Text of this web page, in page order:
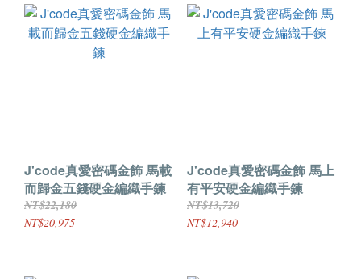
J'code真愛密碼金飾 馬載
而歸金五錢硬金編織手鍊
NT$22,180
NT$20,975
J'code真愛密碼金飾 馬上
有平安硬金編織手鍊
NT$13,720
NT$12,940